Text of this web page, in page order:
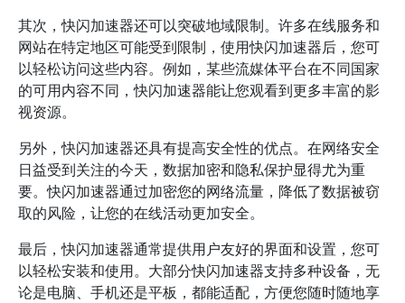
其次，快闪加速器还可以突破地域限制。许多在线服务和
网站在特定地区可能受到限制，使用快闪加速器后，您可
以轻松访问这些内容。例如，某些流媒体平台在不同国家
的可用内容不同，快闪加速器能让您观看到更多丰富的影
视资源。
另外，快闪加速器还具有提高安全性的优点。在网络安全
日益受到关注的今天，数据加密和隐私保护显得尤为重
要。快闪加速器通过加密您的网络流量，降低了数据被窃
取的风险，让您的在线活动更加安全。
最后，快闪加速器通常提供用户友好的界面和设置，您可
以轻松安装和使用。大部分快闪加速器支持多种设备，无
论是电脑、手机还是平板，都能适配，方便您随时随地享